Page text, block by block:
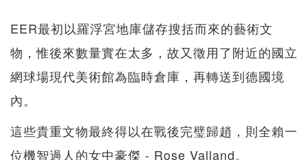
EER最初以羅浮宮地庫儲存搜括而來的藝術文
物，惟後來數量實在太多，故又徵用了附近的國立
網球場現代美術館為臨時倉庫，再轉送到德國境
內。
這些貴重文物最終得以在戰後完璧歸趙，則全賴一
位機智過人的女中豪傑 - Rose Valland。